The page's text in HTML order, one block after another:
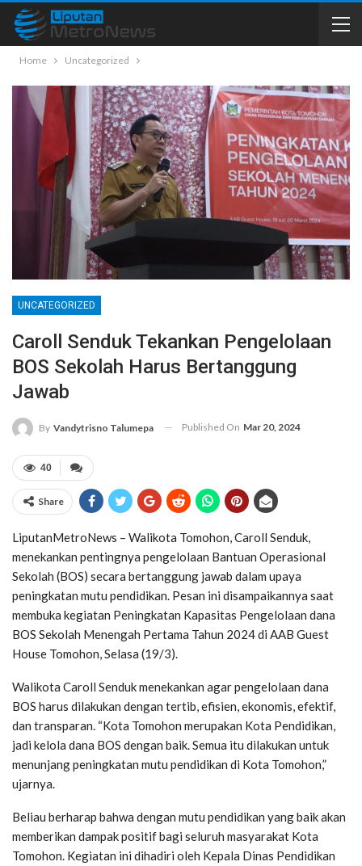
Home Uncategorized
UNCATEGORIZED
Caroll Senduk Tekankan Pengelolaan
BOS Sekolah Harus Bertanggung
Jawab
By Vandytrisno Talumepa Published On Mar 20, 2024
40
Share
LiputanMetroNews – Walikota Tomohon, Caroll Senduk,
menekankan pentingnya pengelolaan Bantuan Operasional
Sekolah (BOS) secara bertanggung jawab dalam upaya
peningkatan mutu pendidikan. Pesan ini disampaikannya saat
membuka kegiatan Peningkatan Kapasitas Pengelolaan dana
BOS Sekolah Menengah Pertama Tahun 2024 di AAB Guest
House Tomohon, Selasa (19/3).
Walikota Caroll Senduk menekankan agar pengelolaan dana
BOS harus dilakukan dengan tertib, efisien, ekonomis, efektif,
dan transparan. “Kota Tomohon merupakan Kota Pendidikan,
jadi kelola dana BOS dengan baik. Semua itu dilakukan untuk
menunjang peningkatan mutu pendidikan di Kota Tomohon,”
ujarnya.
Beliau berharap bahwa dengan mutu pendidikan yang baik akan
memberikan dampak positif bagi seluruh masyarakat Kota
Tomohon. Kegiatan ini dihadiri oleh Kepala Dinas Pendidikan